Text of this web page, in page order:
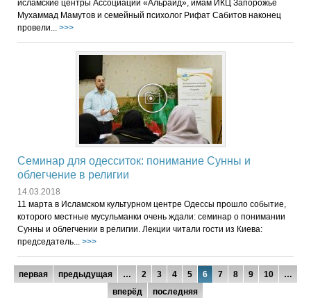
исламские центры Ассоциации «Альраид», имам ИКЦ Запорожье
Мухаммад Мамутов и семейный психолог Рифат Сабитов наконец
провели... >>>
Семинар для одесситок: понимание Сунны и
облегчение в религии
14.03.2018
11 марта в Исламском культурном центре Одессы прошло событие,
которого местные мусульманки очень ждали: семинар о понимании
Сунны и облегчении в религии. Лекции читали гости из Киева:
председатель... >>>
Страницы
первая предыдущая … 2 3 4 5 6 7 8 9 10
…
вперёд
последняя